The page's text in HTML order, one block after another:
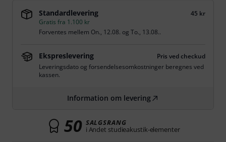
Standardlevering
45 kr
Gratis fra 1.100 kr
Forventes mellem On., 12.08. og To., 13.08..
Ekspreslevering
Pris ved checkud
Leveringsdato og forsendelsesomkostninger beregnes ved
kassen.
Information om levering
50 SALGSRANG
i Andet studieakustik-elementer